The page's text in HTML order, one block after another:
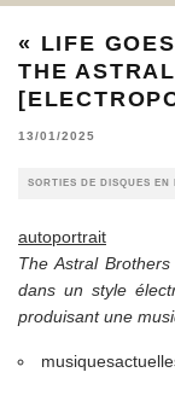
« LIFE
THE
13/01/2025
SORTIES DE DISQUES EN
autoportrait
The Astral
dans un style
produisant une